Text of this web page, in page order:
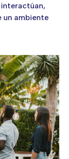
un ambiente